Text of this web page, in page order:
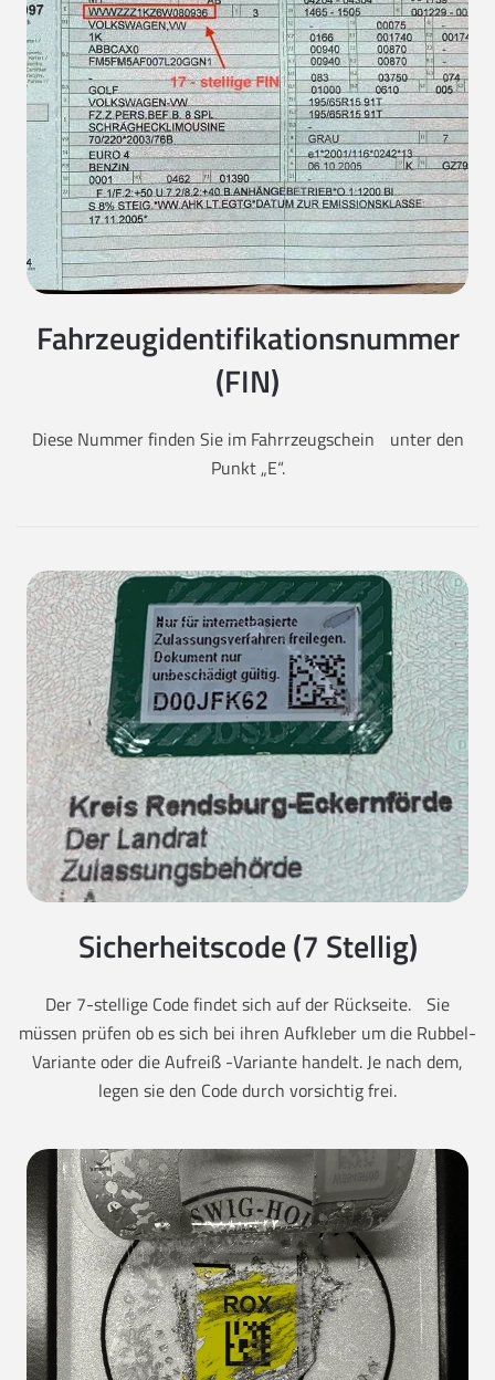
Fahrzeugidentifikationsnummer
(FIN)
Diese Nummer finden Sie im Fahrrzeugschein unter den
Punkt „E“.
Sicherheitscode (7 Stellig)
Der 7-stellige Code findet sich auf der Rückseite. Sie
müssen prüfen ob es sich bei ihren Aufkleber um die Rubbel-
Variante oder die Aufreiß -Variante handelt. Je nach dem,
legen sie den Code durch vorsichtig frei.